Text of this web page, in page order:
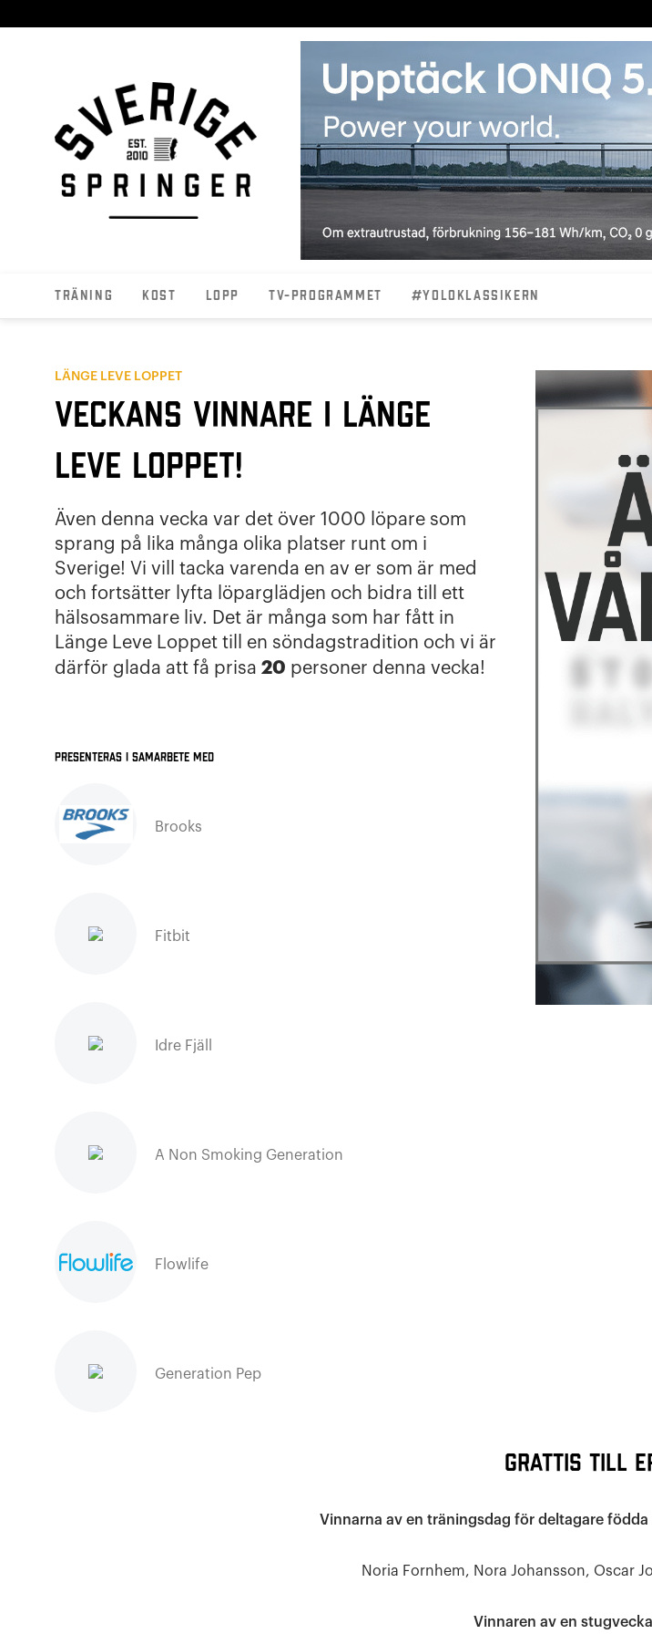
Träning Kost Lopp TV-programmet #YOLOKLASSIKERN
LÄNGE LEVE LOPPET
Veckans vinnare i Länge
Leve Loppet!
Även denna vecka var det över 1000 löpare som
sprang på lika många olika platser runt om i
Sverige! Vi vill tacka varenda en av er som är med
och fortsätter lyfta löparglädjen och bidra till ett
hälsosammare liv. Det är många som har fått in
Länge Leve Loppet till en söndagstradition och vi är
därför glada att få prisa 20 personer denna vecka!
Presenteras i samarbete med
Brooks
Fitbit
Idre Fjäll
A Non Smoking Generation
Flowlife
Generation Pep
Grattis till
Vinnarna av en träningsdag för deltagare
Noria Fornhem, Nora Johansson, Oscar
Vinnaren av en